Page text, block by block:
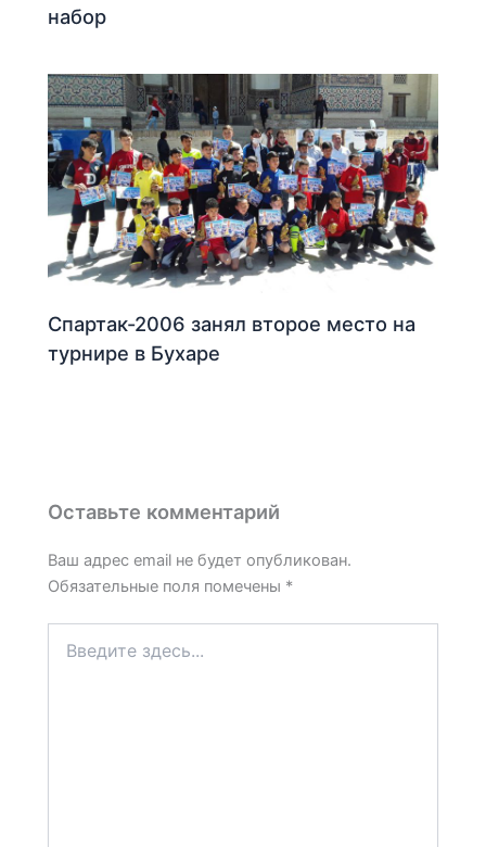
набор
Спартак-2006 занял второе место на
турнире в Бухаре
Оставьте комментарий
Ваш адрес email не будет опубликован.
Обязательные поля помечены *
здесь...